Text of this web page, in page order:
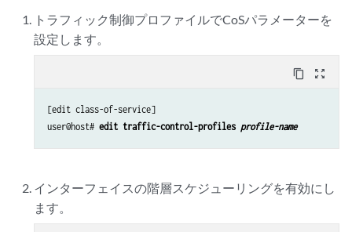
トラフィック制御プロファイルでCoSパラメーターを
設定します。
content_copy zoom_out_map
[edit class-of-service]
user@host# edit traffic-control-profiles profile-name
インターフェイスの階層スケジューリングを有効にし
ます。